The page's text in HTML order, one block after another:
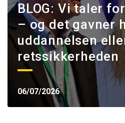
BLOG: Vi taler
– og det gavner
uddannelsen
retssikkerheden
06/07/2026